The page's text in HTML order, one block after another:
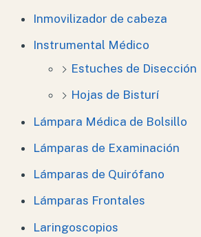
Inmovilizador de cabeza
Instrumental Médico
Estuches de Disección
Hojas de Bisturí
Lámpara Médica de Bolsillo
Lámparas de Examinación
Lámparas de Quirófano
Lámparas Frontales
Laringoscopios